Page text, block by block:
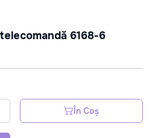
6168-6
În Coș